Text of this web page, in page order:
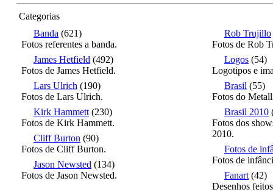
Categorias
Banda (621)
Fotos referentes a banda.
James Hetfield (492)
Fotos de James Hetfield.
Lars Ulrich (190)
Fotos de Lars Ulrich.
Kirk Hammett (230)
Fotos de Kirk Hammett.
Cliff Burton (90)
Fotos de Cliff Burton.
Jason Newsted (134)
Fotos de Jason Newsted.
Rob Trujillo
Fotos de Rob
Logos (54)
Logotipos e
Brasil (55)
Fotos do
Brasil 2010
Fotos dos
2010.
Fotos de
Fotos de
Fanart (42)
Desenhos